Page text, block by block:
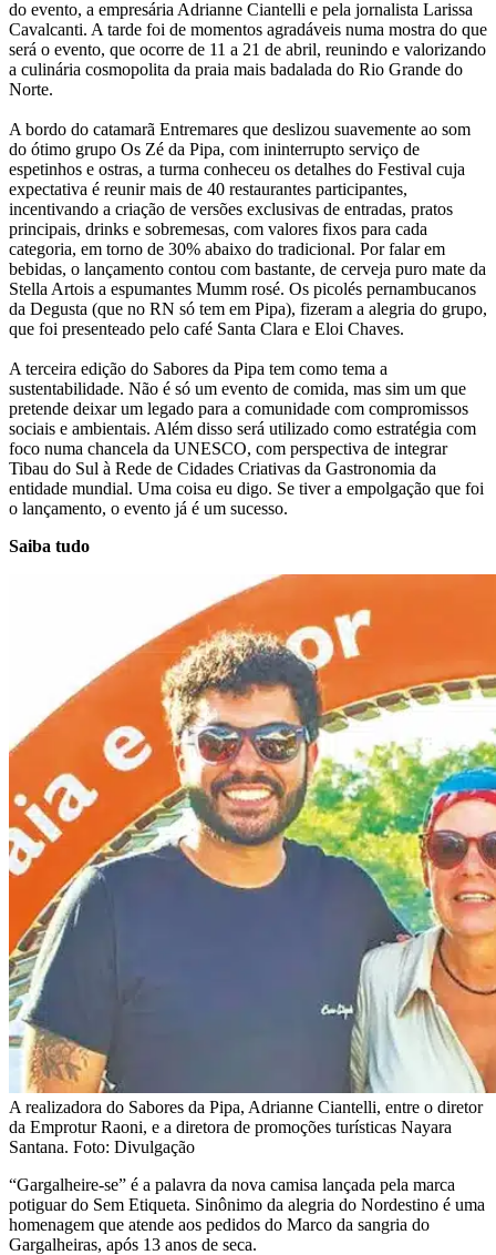
do evento, a empresária Adrianne Ciantelli e pela jornalista Larissa
Cavalcanti. A tarde foi de momentos agradáveis numa mostra do que
será o evento, que ocorre de 11 a 21 de abril, reunindo e valorizando
a culinária cosmopolita da praia mais badalada do Rio Grande do
Norte.
A bordo do catamarã Entremares que deslizou suavemente ao som
do ótimo grupo Os Zé da Pipa, com ininterrupto serviço de
espetinhos e ostras, a turma conheceu os detalhes do Festival cuja
expectativa é reunir mais de 40 restaurantes participantes,
incentivando a criação de versões exclusivas de entradas, pratos
principais, drinks e sobremesas, com valores fixos para cada
categoria, em torno de 30% abaixo do tradicional. Por falar em
bebidas, o lançamento contou com bastante, de cerveja puro mate da
Stella Artois a espumantes Mumm rosé. Os picolés pernambucanos
da Degusta (que no RN só tem em Pipa), fizeram a alegria do grupo,
que foi presenteado pelo café Santa Clara e Eloi Chaves.
A terceira edição do Sabores da Pipa tem como tema a
sustentabilidade. Não é só um evento de comida, mas sim um que
pretende deixar um legado para a comunidade com compromissos
sociais e ambientais. Além disso será utilizado como estratégia com
foco numa chancela da UNESCO, com perspectiva de integrar
Tibau do Sul à Rede de Cidades Criativas da Gastronomia da
entidade mundial. Uma coisa eu digo. Se tiver a empolgação que foi
o lançamento, o evento já é um sucesso.
Saiba tudo
A realizadora do Sabores da Pipa, Adrianne Ciantelli, entre o diretor
da Emprotur Raoni, e a diretora de promoções turísticas Nayara
Santana. Foto: Divulgação
“Gargalheire-se” é a palavra da nova camisa lançada pela marca
potiguar do Sem Etiqueta. Sinônimo da alegria do Nordestino é uma
homenagem que atende aos pedidos do Marco da sangria do
Gargalheiras, após 13 anos de seca.